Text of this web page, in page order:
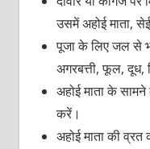
उसमें अहोई माता,
पूजा के लिए जल से
अगरबत्ती, फूल, दूध,
अहोई माता के
करें।
अहोई माता की